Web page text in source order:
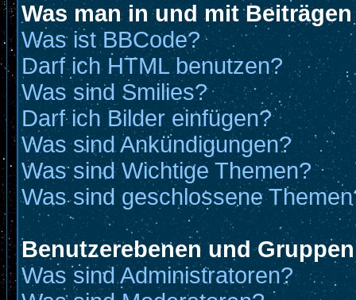
Was man in und mit
Was ist BBCode?
Darf ich HTML benutzen?
Was sind Smilies?
Darf ich Bilder einfügen?
Was sind Ankündigungen?
Was sind Wichtige Themen?
Was sind geschlossene
Benutzerebenen und Gruppen
Was sind Administratoren?